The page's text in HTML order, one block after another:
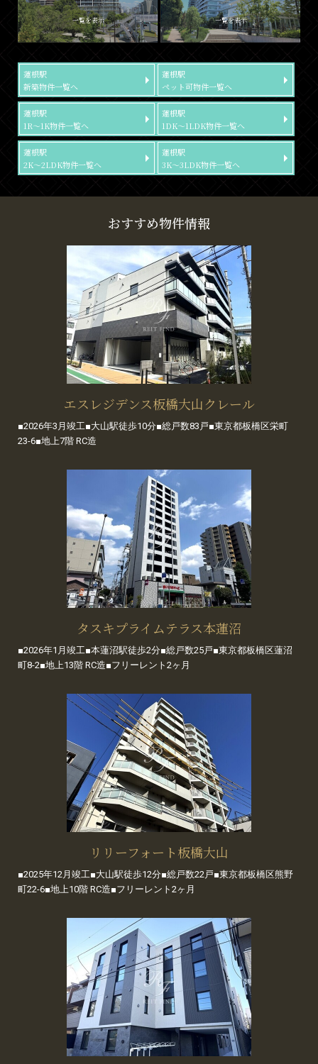
一覧を表示 一覧を表示
蓮根駅
新築物件一覧へ
蓮根駅
ペット可物件一覧へ
蓮根駅
1R～1K物件一覧へ
蓮根駅
1DK～1LDK物件一覧へ
蓮根駅
2K～2LDK物件一覧へ
蓮根駅
3K～3LDK物件一覧へ
おすすめ物件情報
エスレジデンス板橋大山クレール
■2026年3月竣工■大山駅徒歩10分■総戸数83戸■東京都板橋区栄町
23-6■地上7階 RC造
タスキプライムテラス本蓮沼
■2026年1月竣工■本蓮沼駅徒歩2分■総戸数25戸■東京都板橋区蓮沼
町8-2■地上13階 RC造■フリーレント2ヶ月
リリーフォート板橋大山
■2025年12月竣工■大山駅徒歩12分■総戸数22戸■東京都板橋区熊野
町22-6■地上10階 RC造■フリーレント2ヶ月